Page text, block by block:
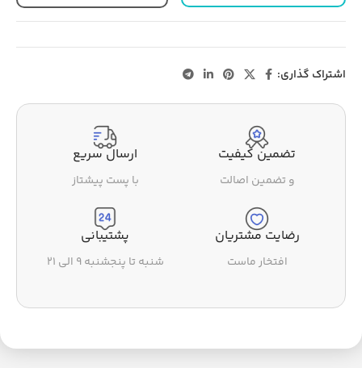
اشتراک گذاری:
تضمین کیفیت
و تضمین اصالت
ارسال سریع
با پست پیشتاز
رضایت مشتریان
افتخار ماست
پشتیبانی
شنبه تا پنجشنبه ۹ الی ۲۱